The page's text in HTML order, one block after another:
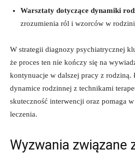
Warsztaty dotyczące dynamiki
zrozumienia‍ ról i wzorców w
W strategii diagnozy⁤ psychiatrycznej
że proces ten ​nie kończy się na
kontynuacje w dalszej ‍pracy z rodziną.
dynamice rodzinnej⁤ z ​technikami​
skuteczność interwencji oraz pomaga w
‌leczenia.
Wyzwania ⁢związane